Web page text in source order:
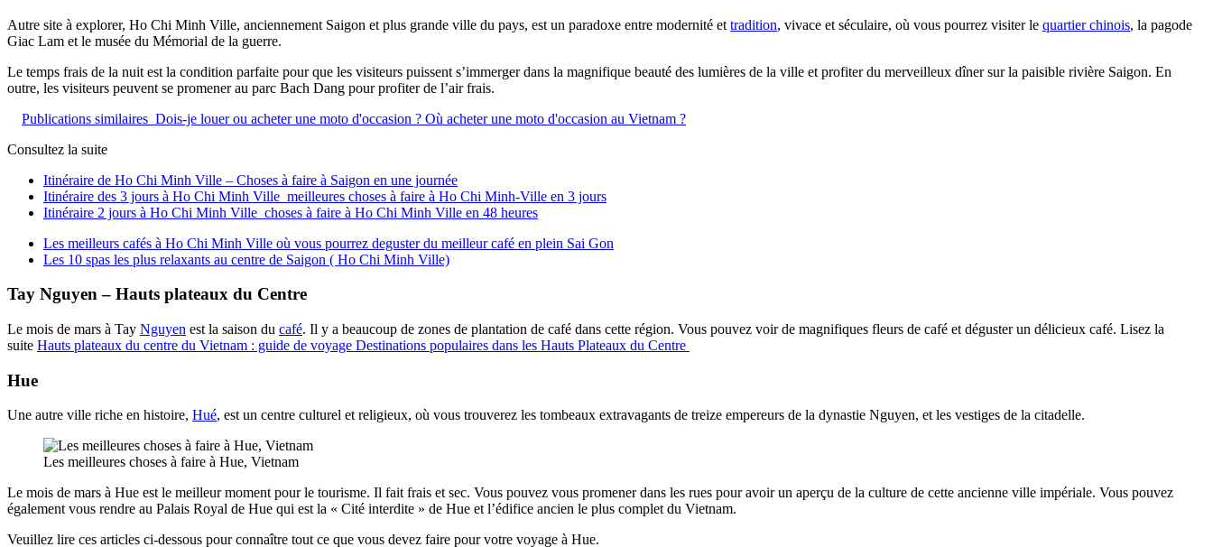
Autre site à explorer, Ho Chi Minh Ville, anciennement Saigon et plus grande ville du pays, est un paradoxe entre modernité et tradition, vivace et séculaire, où vous pourrez visiter le quartier chinois, la pagode
Giac Lam et le musée du Mémorial de la guerre.
Le temps frais de la nuit est la condition parfaite pour que les visiteurs puissent s’immerger dans la magnifique beauté des lumières de la ville et profiter du merveilleux dîner sur la paisible rivière Saigon. En
outre, les visiteurs peuvent se promener au parc Bach Dang pour profiter de l’air frais.
Publications similaires Dois-je louer ou acheter une moto d'occasion ? Où acheter une moto d'occasion au Vietnam ?
Consultez la suite
Itinéraire de Ho Chi Minh Ville – Choses à faire à Saigon en une journée
Itinéraire des 3 jours à Ho Chi Minh Ville meilleures choses à faire à Ho Chi Minh-Ville en 3 jours
Itinéraire 2 jours à Ho Chi Minh Ville choses à faire à Ho Chi Minh Ville en 48 heures
Les meilleurs cafés à Ho Chi Minh Ville où vous pourrez deguster du meilleur café en plein Sai Gon
Les 10 spas les plus relaxants au centre de Saigon ( Ho Chi Minh Ville)
Tay Nguyen – Hauts plateaux du Centre
Le mois de mars à Tay Nguyen est la saison du café. Il y a beaucoup de zones de plantation de café dans cette région. Vous pouvez voir de magnifiques fleurs de café et déguster un délicieux café. Lisez la
suite Hauts plateaux du centre du Vietnam : guide de voyage Destinations populaires dans les Hauts Plateaux du Centre
Hue
Une autre ville riche en histoire, Hué, est un centre culturel et religieux, où vous trouverez les tombeaux extravagants de treize empereurs de la dynastie Nguyen, et les vestiges de la citadelle.
Les meilleures choses à faire à Hue, Vietnam
Le mois de mars à Hue est le meilleur moment pour le tourisme. Il fait frais et sec. Vous pouvez vous promener dans les rues pour avoir un aperçu de la culture de cette ancienne ville impériale. Vous pouvez
également vous rendre au Palais Royal de Hue qui est la « Cité interdite » de Hue et l’édifice ancien le plus complet du Vietnam.
Veuillez lire ces articles ci-dessous pour connaître tout ce que vous devez faire pour votre voyage à Hue.